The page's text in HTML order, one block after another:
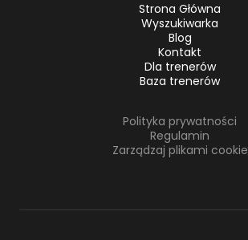
Strona Główna
Wyszukiwarka
Blog
Kontakt
Dla trenerów
Baza trenerów
Polityka prywatności
Regulamin
Zarządzaj plikami cookie